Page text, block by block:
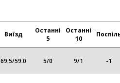
Виїзд
Останні
5
Останні
10
69.5/59.0 5/0 9/1 -1